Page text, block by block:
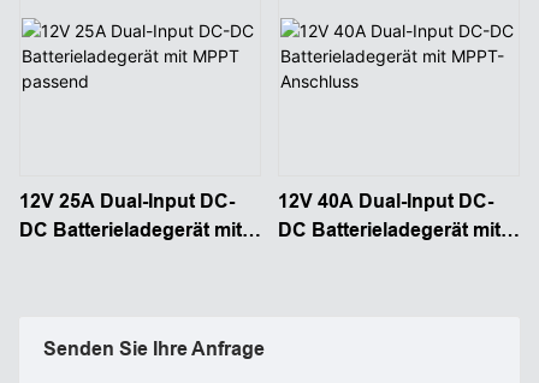
Senden Sie Ihre Anfrage
12V 25A Dual-Input DC-
DC Batterieladegerät mit
12V 40A Dual-Input DC-
DC Batterieladegerät mit